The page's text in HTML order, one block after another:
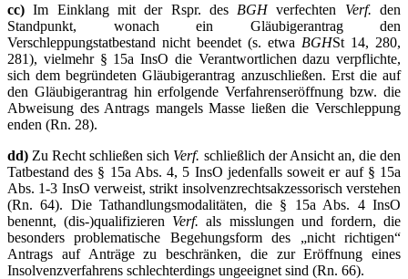
cc) Im Einklang mit der Rspr. des BGHverfechten Verf. den
Standpunkt, wonach ein Gläubigerantrag den
Verschleppungstatbestand nicht beendet (s. etwa BGHSt 14, 280,
281), vielmehr § 15a InsO die Verantwortlichen dazu verpflichte,
sich dem begründeten Gläubigerantrag anzuschließen. Erst die auf
den Gläubigerantrag hin erfolgende Verfahrenseröffnung bzw. die
Abweisung des Antrags mangels Masse ließen die Verschleppung
enden (Rn. 28).
dd) Zu Recht schließen sich Verf. schließlich der Ansicht an, die den
Tatbestand des § 15a Abs. 4, 5 InsO jedenfalls soweit er auf § 15a
Abs. 1-3 InsO verweist, strikt insolvenzrechtsakzessorisch verstehen
(Rn. 64). Die Tathandlungsmodalitäten, die § 15a Abs. 4 InsO
benennt, (dis-)qualifizieren Verf. als misslungen und fordern, die
besonders problematische Begehungsform des „nicht richtigen“
Antrags auf Anträge zu beschränken, die zur Eröffnung eines
Insolvenzverfahrens schlechterdings ungeeignet sind (Rn. 66).